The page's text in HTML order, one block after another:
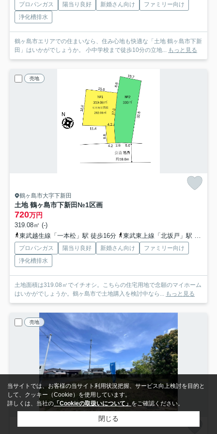
プロパンガス 陽当り良好 新婚さん向け
ファミリー向け
浄化槽排水
鶴ヶ島市エリアでの住まいなら、住み心地も快適な「土地 鶴ヶ島市下新
田」はいかがでしょうか。 小中学校まで徒歩10分の立地... もっと見る
売地
鶴ヶ島市大字下新田
土地 鶴ヶ島市下新田 №1区画
720万円
319.08㎡ (-)
東武越生線「一本松」駅 徒歩16分
東武東上線「北坂戸」駅 バス4分 埼玉県坂戸市「坂戸駅北口」 停歩33分
プロパンガス 陽当り良好 新婚さん向け
ファミリー向け
浄化槽排水
土地面積は319.08㎡でイチオシ。こちらの住宅用地で念願のマイホーム
はいかがでしょうか。鶴ヶ島市で土地購入を検討中なら... もっと見る
売地
当サイトでは、お客様の当サイト利用状況把握、サービス向上検討を目的と
して、クッキー（Cookie）を使用しています。
詳しくは、当社の 「Cookieの取扱いについて」 をご確認ください。
閉じる